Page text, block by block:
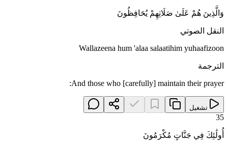
وَالَّذِينَ هُمْ عَلَىٰ صَلَاتِهِمْ يُحَافِظُونَ
النقل الصوتي
Wallazeena hum 'alaa salaatihim yuhaafizoon
الترجمة
And those who [carefully] maintain their prayer:
تشغيل
35
أُولَٰئِكَ فِي جَنَّاتٍ مُكْرَمُونَ